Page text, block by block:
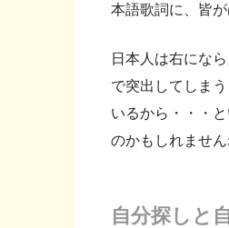
本語歌詞に、皆
日本人は右にな
で突出してしま
いるから・・・
のかもしれません
自分探しと